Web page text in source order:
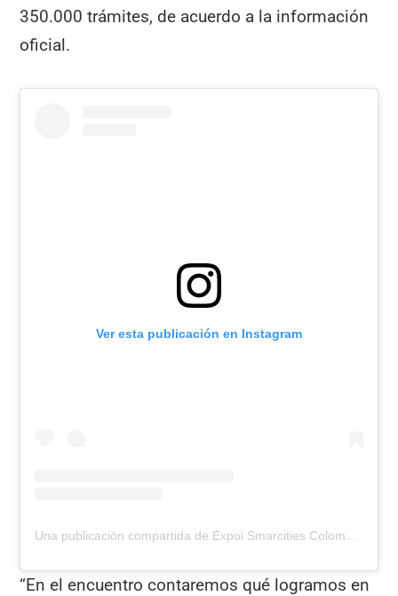
350.000 trámites, de acuerdo a la información
oficial.
Ver esta publicación en Instagram
“En el encuentro contaremos qué logramos en